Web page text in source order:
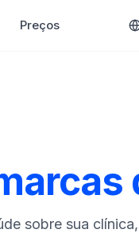
Preços
sobre sua clínica,